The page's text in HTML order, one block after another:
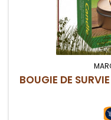
BOUGIE DE